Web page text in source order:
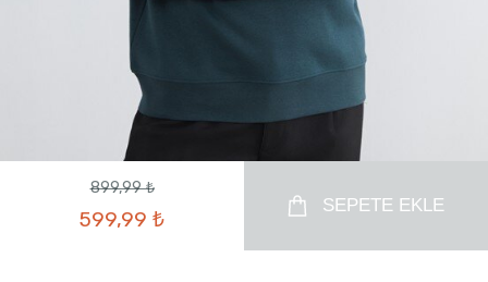
899,99 ₺
599,99 ₺
SEPETE EKLE